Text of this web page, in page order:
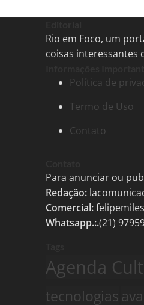
Rio em Foco, um
coisas interessantes
Política de
Termo de Uso
Contato
Para anunciar ou
Redação:
Comercial:
Whatsapp.:.(21)
Agenda
tecnologias